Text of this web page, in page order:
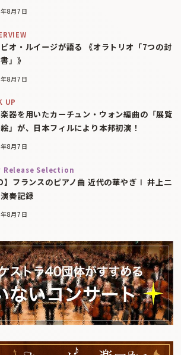
8月7日
オ・ルイージが語る 《オラトリオ「7つの封
」》
8月7日
UP
器を用いたカーチュン・ウォン編曲の「展覧
」が、日本フィルにより本邦初演！
8月7日
Release Selection
】フランスのピアノ曲 近代の華やぎⅠ 井上二
奏記録
8月7日